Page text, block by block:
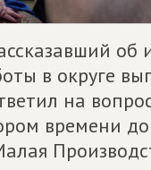
об
в округе
на
времени